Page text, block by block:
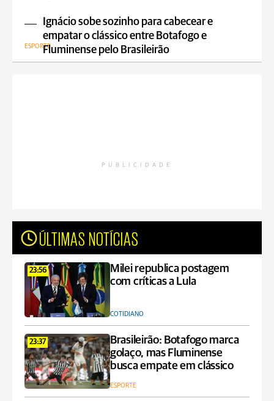
Ignácio sobe sozinho para cabecear e
empatar o clássico entre Botafogo e
Fluminense pelo Brasileirão
ESPORTE
PUBLICIDADE
ÚLTIMAS NOTÍCIAS
23:56
Milei republica postagem
com críticas a Lula
COTIDIANO
23:37
Brasileirão: Botafogo marca
golaço, mas Fluminense
busca empate em clássico
ESPORTE